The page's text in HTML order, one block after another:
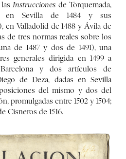
lasInstrucciones de Torquemada,
en Sevilla de 1484 y sus
en Valladolid de 1488 y Ávila de
de tres normas reales sobre los
de 1487 y dos de 1491), una
generales dirigida en 1499 a
y dos artículos de
de Deza, dadas en Sevilla
del mismo y dos del
promulgadas entre 1502 y 1504;
Cisneros de 1516.